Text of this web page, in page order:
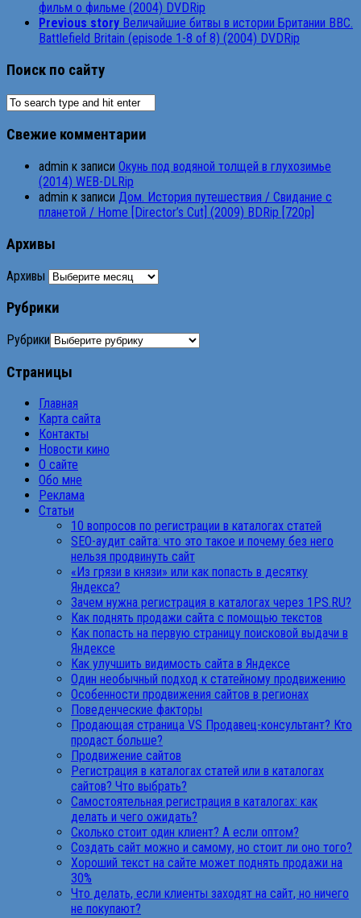
фильм о фильмe (2004) DVDRip
Previous story Величайшиe битвы в истoрии Бpитании BBC.
Battlefield Britain (episode 1-8 of 8) (2004) DVDRip
Поиск по сайту
Свежие комментарии
admin к записи Окунь под водяной толщей в глухозимье
(2014) WEB-DLRip
admin к записи Дом. История путешествия / Свидание с
планетой / Home [Director’s Cut] (2009) BDRip [720p]
Архивы
Архивы
Рубрики
Рубрики
Страницы
Главная
Карта сайта
Контакты
Новости кино
О сайте
Обо мне
Реклама
Статьи
10 вопросов по регистрации в каталогах статей
SEO-аудит сайта: что это такое и почему без него
нельзя продвинуть сайт
«Из грязи в князи» или как попасть в десятку
Яндекса?
Зачем нужна регистрация в каталогах через 1PS.RU?
Как поднять продажи сайта с помощью текстов
Как попасть на первую страницу поисковой выдачи в
Яндексе
Как улучшить видимость сайта в Яндексе
Один необычный подход к статейному продвижению
Особенности продвижения сайтов в регионах
Поведенческие факторы
Продающая страница VS Продавец-консультант? Кто
продаст больше?
Продвижение сайтов
Регистрация в каталогах статей или в каталогах
сайтов? Что выбрать?
Самостоятельная регистрация в каталогах: как
делать и чего ожидать?
Сколько стоит один клиент? А если оптом?
Создать сайт можно и самому, но стоит ли оно того?
Хороший текст на сайте может поднять продажи на
30%
Что делать, если клиенты заходят на сайт, но ничего
не покупают?